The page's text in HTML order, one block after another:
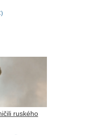
ruského